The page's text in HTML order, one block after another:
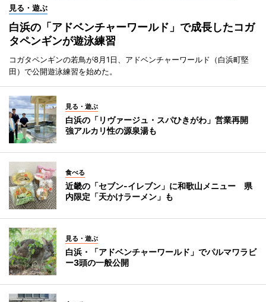
見る・遊ぶ
白浜の「アドベンチャーワールド」で成長したコガ
タペンギンが遊泳練習
コガタペンギンの若鳥が8月1日、アドベンチャーワールド（白浜町堅
田）で公開遊泳練習を始めた。
見る・遊ぶ
白浜の「リヴァージュ・スパひきがわ」営業再開
強アルカリ性の源泉湯も
食べる
近畿の「セブン-イレブン」に和歌山メニュー 県
内限定「天かけラーメン」も
見る・遊ぶ
白浜・「アドベンチャーワールド」でパルマワラビ
ー3頭の一般公開